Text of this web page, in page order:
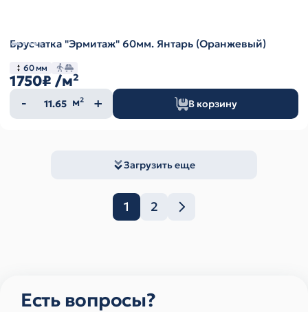
Брусчатка "Эрмитаж" 60мм. Янтарь (Оранжевый)
60 мм
1750₽ /м²
Количество
товара
м² В корзину
Загрузить еще
1 2
Есть вопросы?